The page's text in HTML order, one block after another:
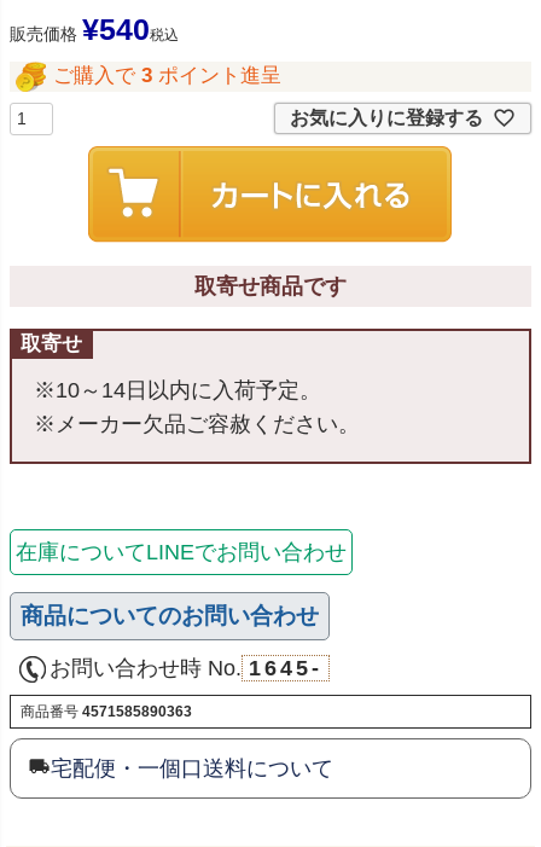
販売価格 ¥540税込
ご購入で 3 ポイント進呈
お気に入りに登録する
取寄せ商品です
取寄せ
※10～14日以内に入荷予定。
※メーカー欠品ご容赦ください。
在庫についてLINEでお問い合わせ
商品についてのお問い合わせ
お問い合わせ時 No. 1645-
商品番号 4571585890363
宅配便・一個口送料について